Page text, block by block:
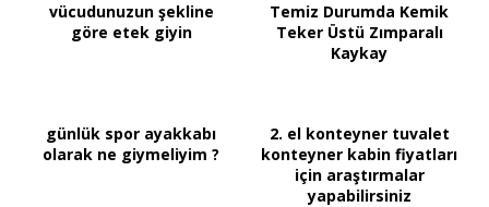
vücudunuzun şekline
göre etek giyin
Temiz Durumda Kemik
Teker Üstü Zımparalı
Kaykay
günlük spor ayakkabı
olarak ne giymeliyim ?
2. el konteyner tuvalet
konteyner kabin fiyatları
için araştırmalar
yapabilirsiniz